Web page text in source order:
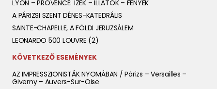
LYON – PROVENCE: ÍZEK – ILLATOK – FÉNYEK
A PÁRIZSI SZENT DÉNES-KATEDRÁLIS
SAINTE-CHAPELLE, A FÖLDI JERUZSÁLEM
LEONARDO 500 LOUVRE (2)
KÖVETKEZŐ ESEMÉNYEK
AZ IMPRESSZIONISTÁK NYOMÁBAN / Párizs – Versailles –
Giverny – Auvers-Sur-Oise